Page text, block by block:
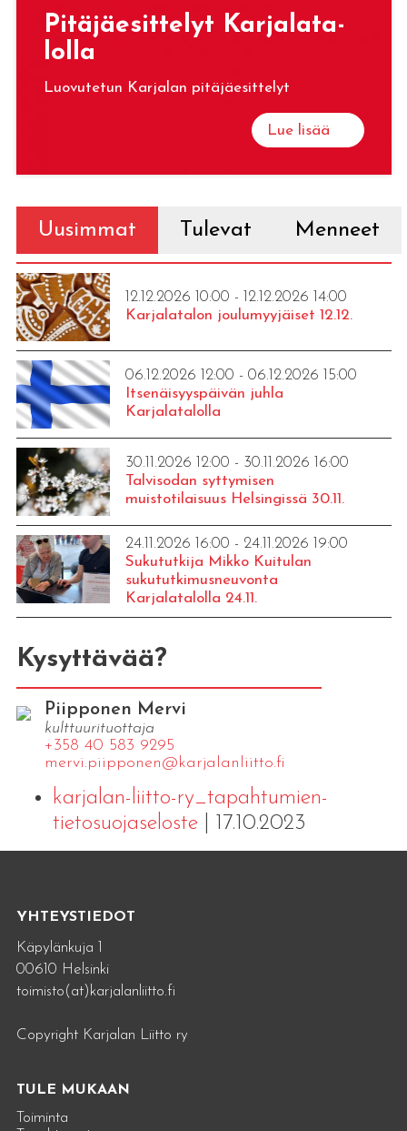
Pi­tä­jäe­sit­te­lyt Kar­ja­la­ta­
lol­la
Luovutetun Karjalan pitäjäesittelyt
Lue lisää
Uusimmat Tulevat Menneet
12.12.2026 10:00 - 12.12.2026 14:00
Karjalatalon joulumyyjäiset 12.12.
06.12.2026 12:00 - 06.12.2026 15:00
Itsenäisyyspäivän juhla
Karjalatalolla
30.11.2026 12:00 - 30.11.2026 16:00
Talvisodan syttymisen
muistotilaisuus Helsingissä 30.11.
24.11.2026 16:00 - 24.11.2026 19:00
Sukututkija Mikko Kuitulan
sukututkimusneuvonta
Karjalatalolla 24.11.
Kysyttävää?
Piipponen Mervi
kulttuurituottaja
+358 40 583 9295
mervi.​piipponen@​kar​jala​nlii​tto.​fi
karjalan-liitto-ry_tapahtumien-
tietosuojaseloste| 17.10.2023
YHTEYSTIEDOT
Käpylänkuja 1
00610 Helsinki
toimisto(at)karjalanliitto.fi
Copyright Karjalan Liitto ry
TULE MUKAAN
Toiminta